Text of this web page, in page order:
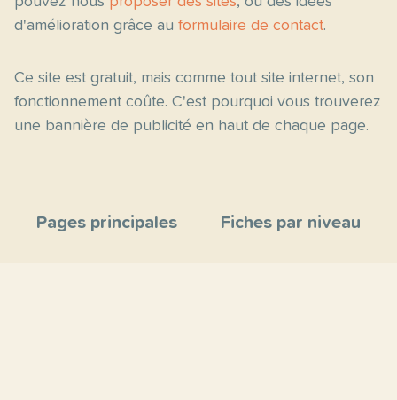
d'amélioration grâce au formulaire de contact.
Ce site est gratuit, mais comme tout site internet, son
fonctionnement coûte. C'est pourquoi vous trouverez
une bannière de publicité en haut de chaque page.
Pages principales Fiches par niveau